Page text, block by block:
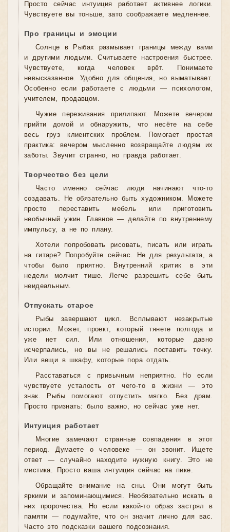
Просто сейчас интуиция работает активнее логики.
Чувствуете вы тоньше, зато соображаете медленнее.
Про границы и эмоции
Солнце в Рыбах размывает границы между вами
и другими людьми. Считываете настроения быстрее.
Чувствуете, когда человек врёт. Понимаете
невысказанное. Удобно для общения, но выматывает.
Особенно если работаете с людьми — психологом,
учителем, продавцом.
Чужие переживания прилипают. Можете вечером
прийти домой и обнаружить, что несёте на себе
весь груз клиентских проблем. Помогает простая
практика: вечером мысленно возвращайте людям их
заботы. Звучит странно, но правда работает.
Творчество без цели
Часто именно сейчас люди начинают что-то
создавать. Не обязательно быть художником. Можете
просто переставить мебель или приготовить
необычный ужин. Главное — делайте по внутреннему
импульсу, а не по плану.
Хотели попробовать рисовать, писать или играть
на гитаре? Попробуйте сейчас. Не для результата, а
чтобы было приятно. Внутренний критик в эти
недели молчит тише. Легче разрешить себе быть
неидеальным.
Отпускать старое
Рыбы завершают цикл. Всплывают незакрытые
истории. Может, проект, который тянете полгода и
уже нет сил. Или отношения, которые давно
исчерпались, но вы не решались поставить точку.
Или вещи в шкафу, которые пора отдать.
Расставаться с привычным неприятно. Но если
чувствуете усталость от чего-то в жизни — это
знак. Рыбы помогают отпустить мягко. Без драм.
Просто признать: было важно, но сейчас уже нет.
Интуиция работает
Многие замечают странные совпадения в этот
период. Думаете о человеке — он звонит. Ищете
ответ — случайно находите нужную книгу. Это не
мистика. Просто ваша интуиция сейчас на пике.
Обращайте внимание на сны. Они могут быть
яркими и запоминающимися. Необязательно искать в
них пророчества. Но если какой-то образ застрял в
памяти — подумайте, что он значит лично для вас.
Часто это подсказки вашего подсознания.